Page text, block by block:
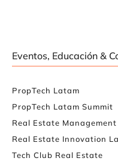
Eventos, Educación &
PropTech Latam
PropTech Latam Summit
Real Estate Management
Real Estate Innovation
Tech Club Real Estate